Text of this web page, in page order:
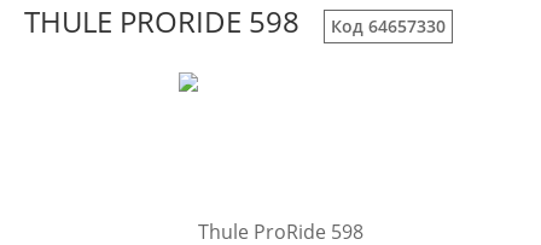
THULE PRORIDE 598 Код 64657330